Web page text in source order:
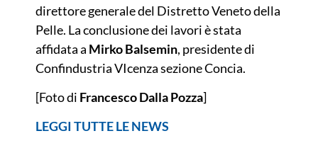
direttore generale del Distretto Veneto della
Pelle. La conclusione dei lavori è stata
affidata a Mirko Balsemin, presidente di
Confindustria VIcenza sezione Concia.
[Foto di Francesco Dalla Pozza]
LEGGI TUTTE LE NEWS